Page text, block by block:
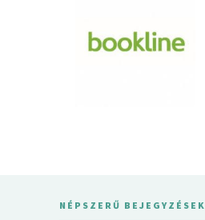
NÉPSZERŰ BEJEGYZÉSEK